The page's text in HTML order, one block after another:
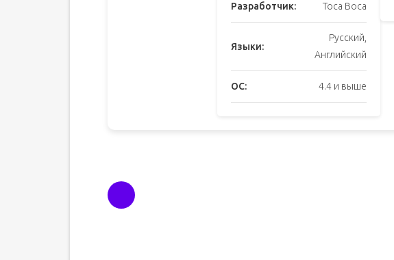
Разработчик: Toca Boca
Языки:
Русский,
Английский
ОС: 4.4 и выше